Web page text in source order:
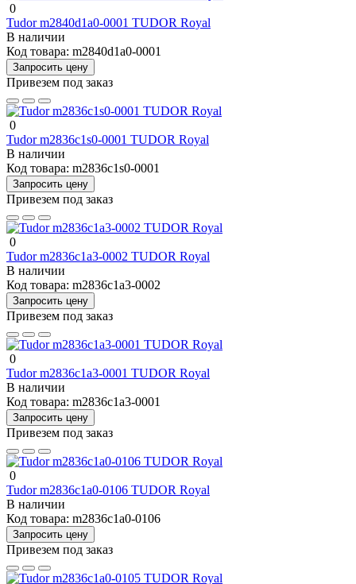
0
Tudor m2840d1a0-0001 TUDOR Royal
В наличии
Код товара: m2840d1a0-0001
Запросить цену
Привезем под заказ
0
Tudor m2836c1s0-0001 TUDOR Royal
В наличии
Код товара: m2836c1s0-0001
Запросить цену
Привезем под заказ
0
Tudor m2836c1a3-0002 TUDOR Royal
В наличии
Код товара: m2836c1a3-0002
Запросить цену
Привезем под заказ
0
Tudor m2836c1a3-0001 TUDOR Royal
В наличии
Код товара: m2836c1a3-0001
Запросить цену
Привезем под заказ
0
Tudor m2836c1a0-0106 TUDOR Royal
В наличии
Код товара: m2836c1a0-0106
Запросить цену
Привезем под заказ